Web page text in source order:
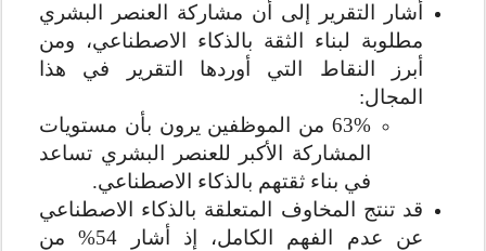
أشار التقرير إلى أن مشاركة العنصر البشري
مطلوبة لبناء الثقة بالذكاء الاصطناعي، ومن
أبرز النقاط التي أوردها التقرير في هذا
المجال:
63% من الموظفين يرون بأن مستويات
المشاركة الأكبر للعنصر البشري تساعد
في بناء ثقتهم بالذكاء الاصطناعي.
قد تنتج المخاوف المتعلقة بالذكاء الاصطناعي
عن عدم الفهم الكامل، إذ أشار 54% من